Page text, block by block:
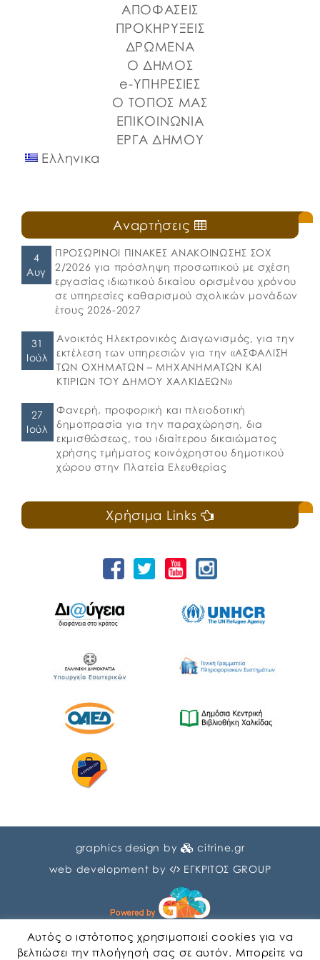
Σποράδων, με την υποστήριξη της Περιφέρειας
Στερεάς Ελλάδας και του Ο.Π.Α.ΣΤ.Ε, του Οργανισμού
Λιμένων Ν. Εύβοιας και του Επιμελητηρίου Εύβοιας.
⚓️Η επίσημη έναρξη πραγματοποιήθηκε με την
ΑΠΟΦΑΣΕΙΣ
ΠΡΟΚΗΡΥΞΕΙΣ
ΔΡΩΜΕΝΑ
Ο ΔΗΜΟΣ
e-ΥΠΗΡΕΣΙΕΣ
Ο ΤΟΠΟΣ ΜΑΣ
ΕΠΙΚΟΙΝΩΝΙΑ
ΕΡΓΑ ΔΗΜΟΥ
Ελληνικα
Αναρτήσεις
4
Αυγ
ΠΡΟΣΩΡΙΝΟΙ ΠΙΝΑΚΕΣ ΑΝΑΚΟΙΝΩΣΗΣ ΣΟΧ
2/2026 για πρόσληψη προσωπικού με σχέση
εργασίας ιδιωτικού δικαίου ορισμένου χρόνου
σε υπηρεσίες καθαρισμού σχολικών μονάδων
έτους 2026-2027
31
Ιούλ
Ανοικτός Ηλεκτρονικός Διαγωνισμός, για την
εκτέλεση των υπηρεσιών για την «ΑΣΦΑΛΙΣΗ
ΤΩΝ ΟΧΗΜΑΤΩΝ – ΜΗΧΑΝΗΜΑΤΩΝ ΚΑΙ
ΚΤΙΡΙΩΝ ΤΟΥ ΔΗΜΟΥ ΧΑΛΚΙΔΕΩΝ»
27
Ιούλ
Φανερή, προφορική και πλειοδοτική
δημοπρασία για την παραχώρηση, δια
εκμισθώσεως, του ιδιαίτερου δικαιώματος
χρήσης τμήματος κοινόχρηστου δημοτικού
χώρου στην Πλατεία Ελευθερίας
Χρήσιμα Links
graphics design by
citrine.gr
web development by
ΕΓΚΡΙΤΟΣ GROUP
Αυτός ο ιστότοπος χρησιμοποιεί cookies για να
βελτιώσει την πλοήγησή σας σε αυτόν. Μπορείτε να